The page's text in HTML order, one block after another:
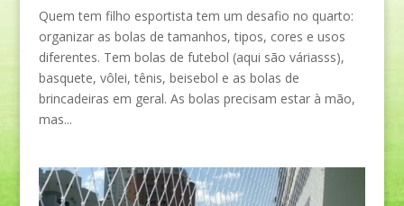
Quem tem filho esportista tem um desafio no quarto:
organizar as bolas de tamanhos, tipos, cores e usos
diferentes. Tem bolas de futebol (aqui são váriasss),
basquete, vôlei, tênis, beisebol e as bolas de
brincadeiras em geral. As bolas precisam estar à mão,
mas...